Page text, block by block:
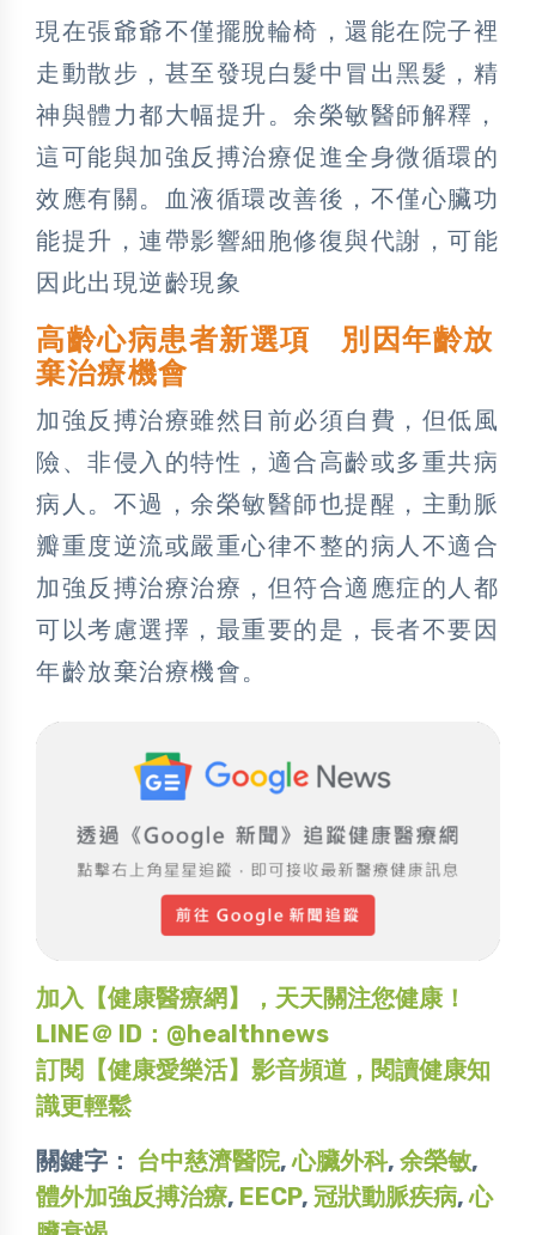
現在張爺爺不僅擺脫輪椅，還能在院子裡
走動散步，甚至發現白髮中冒出黑髮，精
神與體力都大幅提升。余榮敏醫師解釋，
這可能與加強反搏治療促進全身微循環的
效應有關。血液循環改善後，不僅心臟功
能提升，連帶影響細胞修復與代謝，可能
因此出現逆齡現象
高齡心病患者新選項 別因年齡放
棄治療機會
加強反搏治療雖然目前必須自費，但低風
險、非侵入的特性，適合高齡或多重共病
病人。不過，余榮敏醫師也提醒，主動脈
瓣重度逆流或嚴重心律不整的病人不適合
加強反搏治療治療，但符合適應症的人都
可以考慮選擇，最重要的是，長者不要因
年齡放棄治療機會。
加入【健康醫療網】，天天關注您健康！
LINE＠ ID：@healthnews
訂閱【健康愛樂活】影音頻道，閱讀健康知
識更輕鬆
關鍵字： 台中慈濟醫院,心臟外科, 余榮敏,
體外加強反搏治療, EECP, 冠狀動脈疾病,心